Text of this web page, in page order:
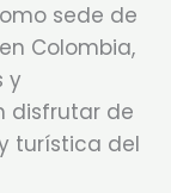
sede de
Colombia,
y
disfrutar de
turística del